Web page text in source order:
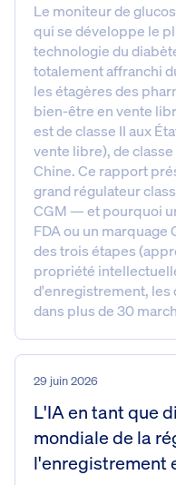
Le moniteur de
qui se développe le
technologie du
totalement affranchi
les étagères des
bien-être en vente
est de classe II aux
vente libre), de classe
Chine. Ce rapport
grand régulateur
CGM — et pourquoi
FDA ou un marquage
des trois étapes
propriété
d'enregistrement, les
dans plus de 30
29 juin 2026
L'IA en tant que
mondiale de la
l'enregistrement